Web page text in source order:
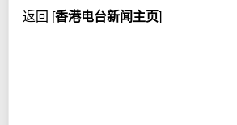
h
返回 [香港电台新闻主页]